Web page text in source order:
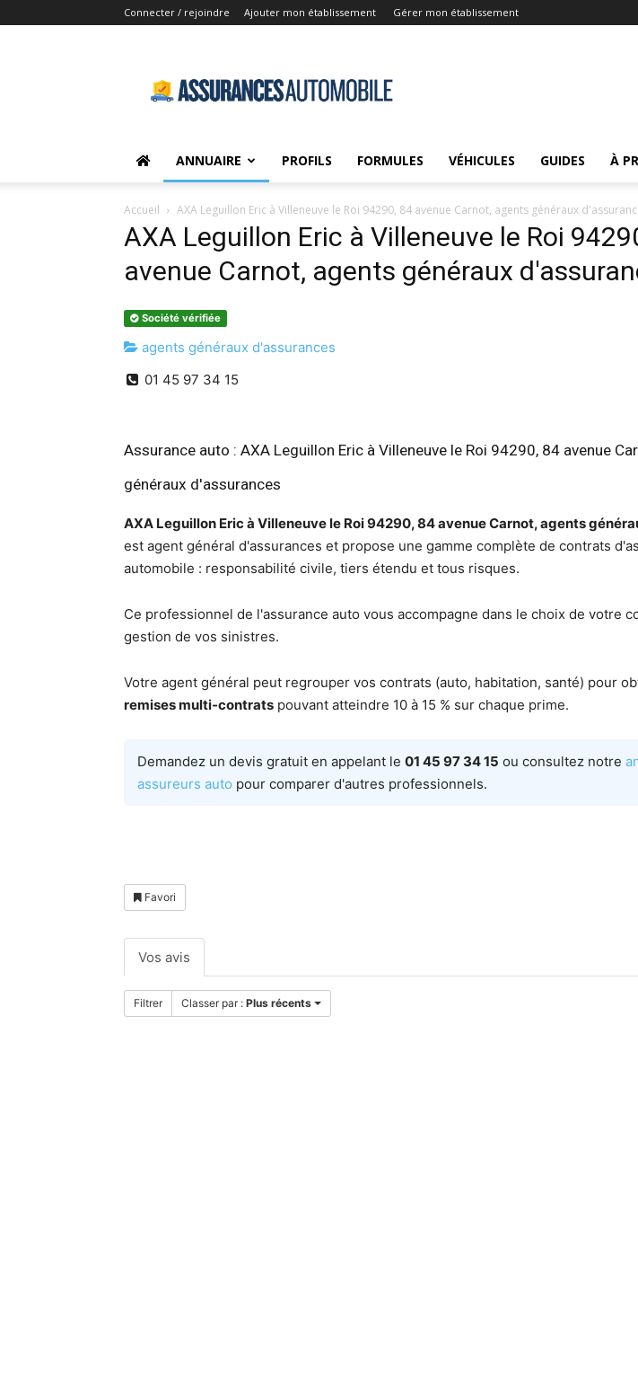
Connecter / rejoindre Ajouter mon établissement Gérer mon établissement
Automobile.net
ANNUAIRE PROFILS FORMULES VÉHICULES GUIDES À
Accueil AXA Leguillon Eric à Villeneuve le Roi 94290, 84 avenue Carnot, agents généraux
AXA Leguillon Eric à Villeneuve le Roi
avenue Carnot, agents généraux
Société vérifiée
agents généraux d'assurances
01 45 97 34 15
Assurance auto : AXA Leguillon Eric à Villeneuve le Roi 94290, 84 avenue
généraux d'assurances
AXA Leguillon Eric à Villeneuve le Roi 94290, 84 avenue Carnot, agents
est agent général d'assurances et propose une gamme complète de contrats
automobile : responsabilité civile, tiers étendu et tous risques.
Ce professionnel de l'assurance auto vous accompagne dans le choix de votre
gestion de vos sinistres.
Votre agent général peut regrouper vos contrats (auto, habitation, santé) pour
remises multi-contrats pouvant atteindre 10 à 15 % sur chaque prime.
Demandez un devis gratuit en appelant le 01 45 97 34 15 ou consultez notre
assureurs auto pour comparer d'autres professionnels.
Favori
Vos avis
Filtrer Classer par : Plus récents